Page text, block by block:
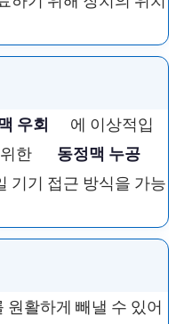
우회
에 이상적입
한
동정맥 누공
기기 접근 방식을 가능
원활하게 빼낼 수 있어